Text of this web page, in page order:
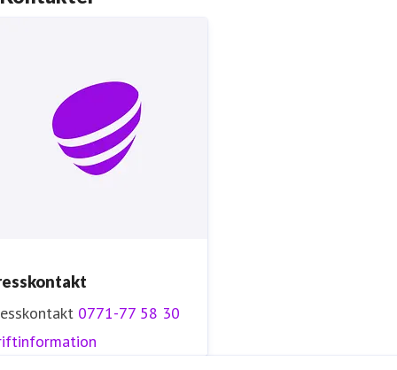
0771-77 58 30